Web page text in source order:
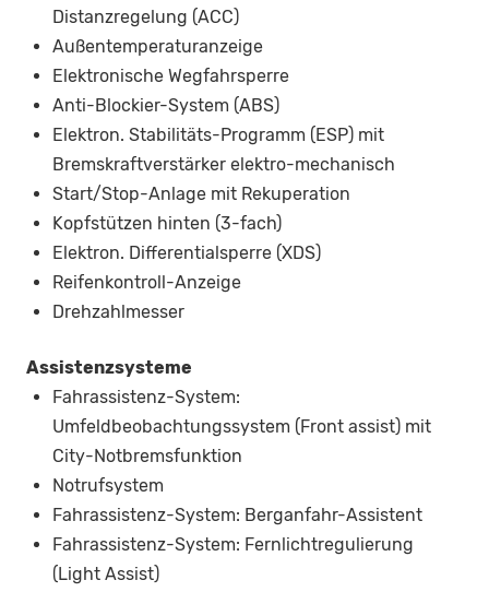
Distanzregelung (ACC)
Außentemperaturanzeige
Elektronische Wegfahrsperre
Anti-Blockier-System (ABS)
Elektron. Stabilitäts-Programm (ESP) mit
Bremskraftverstärker elektro-mechanisch
Start/Stop-Anlage mit Rekuperation
Kopfstützen hinten (3-fach)
Elektron. Differentialsperre (XDS)
Reifenkontroll-Anzeige
Drehzahlmesser
Assistenzsysteme
Fahrassistenz-System:
Umfeldbeobachtungssystem (Front assist) mit
City-Notbremsfunktion
Notrufsystem
Fahrassistenz-System: Berganfahr-Assistent
Fahrassistenz-System: Fernlichtregulierung
(Light Assist)